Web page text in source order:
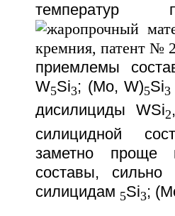
температур
приемлемы
W5Si3; (Mo, W)5Si3
дисилициды WSi2
силицидной
заметно проще
составы,
силицидам 5Si3;